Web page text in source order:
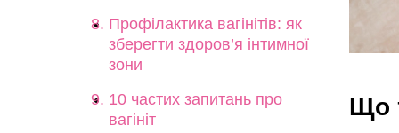
Профілактика вагінітів: як
зберегти здоров’я інтимної
зони
10 частих запитань про
вагініт
Що